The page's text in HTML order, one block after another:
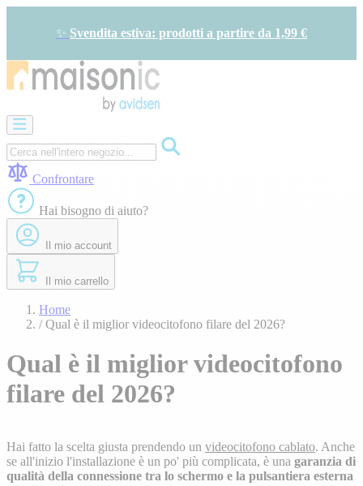
✨ Svendita estiva: prodotti a partire da 1,99 €
Videocitofono
-
Campanello
-
risparmio
energetico
Sicurezza
Comfort
domestico
e
sconti
Confrontare
Hai bisogno di aiuto?
Il mio account
Il mio carrello
Home
/ Qual è il miglior videocitofono filare del 2026?
Qual è il miglior videocitofono
filare del 2026?
Hai fatto la scelta giusta prendendo un videocitofono cablato. Anche
se all'inizio l'installazione è un po' più complicata, è una garanzia di
qualità della connessione tra lo schermo e la pulsantiera esterna